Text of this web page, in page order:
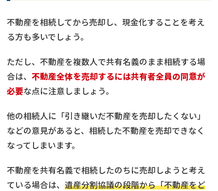
不動産を相続してから売却し、現金化することを考え
る方も多いでしょう。
ただし、不動産を複数人で共有名義のまま相続する場
合は、 不動産全体を売却するには共有者全員の同意が
必要な点に注意しましょう。
他の相続人に「引き継いだ不動産を売却したくない」
などの意見があると、相続した不動産を売却できなく
なってしまいます。
不動産を共有名義で相続したのちに売却しようと考え
ている場合は、 遺産分割協議の段階から「不動産をど